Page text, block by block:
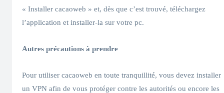
« Installer cacaoweb » et, dès que c’est trouvé, téléchargez
l’application et installer-la sur votre pc.
Autres précautions à prendre
Pour utiliser cacaoweb en toute tranquillité, vous devez installer
un VPN afin de vous protéger contre les autorités ou encore les